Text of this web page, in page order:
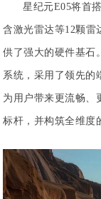
星纪元E05将首
含激光雷达等12颗雷
供了强大的硬件基石
系统，采用了领先的
为用户带来更流畅、
标杆，并构筑全维度